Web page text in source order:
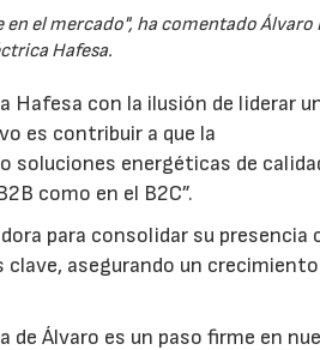
el mercado", ha comentado Álvaro
Hafesa.
Hafesa con la ilusión de liderar
es contribuir a que la
soluciones energéticas de
como en el B2C”.
para consolidar su presencia
asegurando un crecimiento
de Álvaro es un paso firme en
30/07/2026